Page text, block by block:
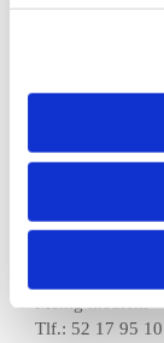
Menig medlem
Tlf.: 52 17 95 10